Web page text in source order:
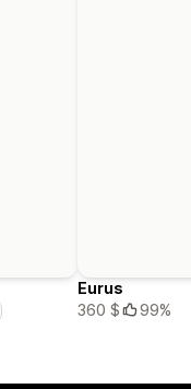
Eurus
360 $
99%